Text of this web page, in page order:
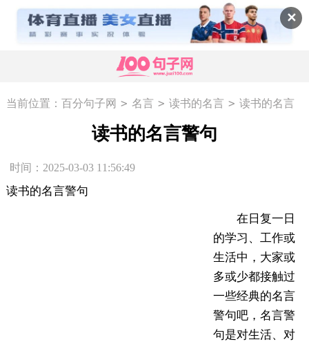
✕
当前位置： 百分句子网 > 名言 > 读书的名言 > 读书的名言
读书的名言警句
时间：2025-03-03 11:56:49
读书的名言警句
在日复一日
的学习、工作或
生活中，大家或
多或少都接触过
一些经典的名言
警句吧，名言警
句是对生活、对